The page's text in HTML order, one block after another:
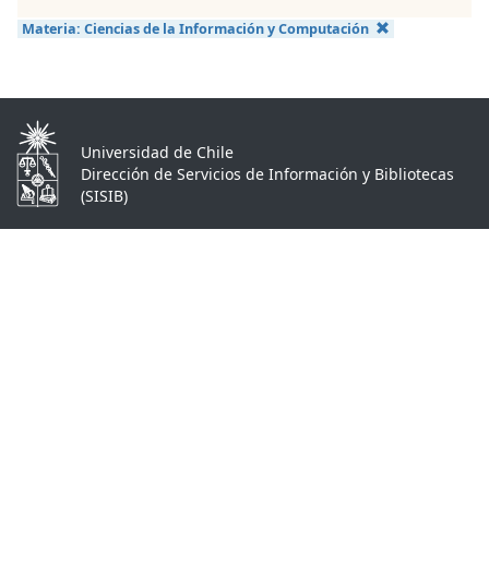
Materia: Ciencias de la Información y Computación
Universidad de Chile
Dirección de Servicios de Información y Bibliotecas
(SISIB)